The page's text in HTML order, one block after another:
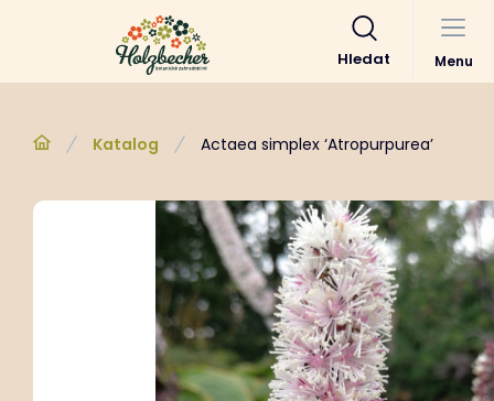
Hledat Menu
Katalog Actaea simplex ‘Atropurpurea’